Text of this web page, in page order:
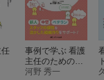
事例で学ぶ 看護
主任のためのマ
ネジメント力強
河野 秀一